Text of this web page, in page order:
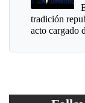
tradición
acto cargado